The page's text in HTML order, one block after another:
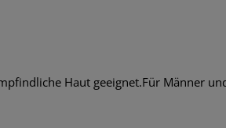
Haut geeignet.Für Männer